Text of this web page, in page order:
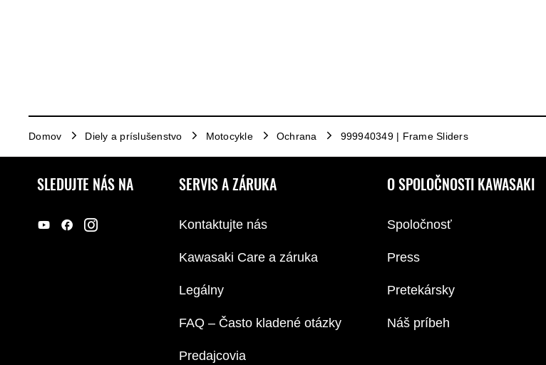
Domov Diely a príslušenstvo Motocykle Ochrana 999940349 | Frame Sliders
SLEDUJTE NÁS NA SERVIS A ZÁRUKA
Kontaktujte nás
Kawasaki Care a záruka
Legálny
FAQ – Často kladené otázky
Predajcovia
O SPOLOČNOSTI KAWASAKI
Spoločnosť
Press
Pretekársky
Náš príbeh